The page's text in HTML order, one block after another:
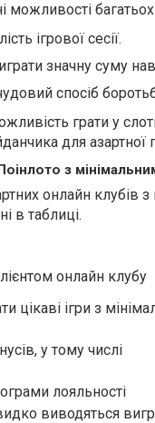
можливості
ігрової сесії.
значну суму
спосіб
грати у
для азартної
з
онлайн клубів
в таблиці.
онлайн клубу
цікаві ігри з
у тому числі
лояльності
виводяться